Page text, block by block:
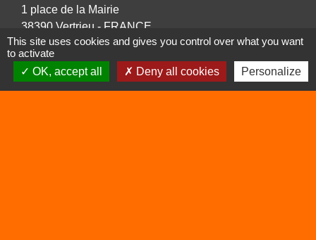
1 place de la Mairie
38390 Vertrieu - FRANCE
+33 4 74 90 61 68
This site uses cookies and gives you control over what you want
to activate
OK, accept all
Deny all cookies Personalize